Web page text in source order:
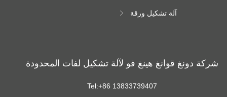
آلة تشكيل ورقة
شركة دونغ قوانغ هينغ فو لآلة تشكيل لفات المحدودة
Tel:+86 13833739407